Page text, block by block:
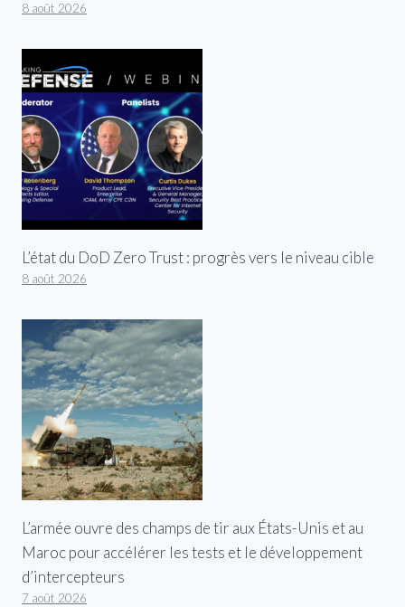
8 août 2026
L’état du DoD Zero Trust : progrès vers le niveau cible
8 août 2026
L’armée ouvre des champs de tir aux États-Unis et au
Maroc pour accélérer les tests et le développement
d’intercepteurs
7 août 2026